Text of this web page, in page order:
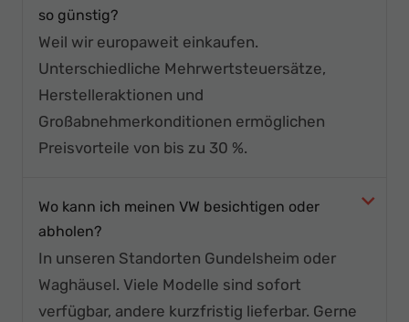
so günstig?
Weil wir europaweit einkaufen.
Unterschiedliche Mehrwertsteuersätze,
Herstelleraktionen und
Großabnehmerkonditionen ermöglichen
Preisvorteile von bis zu 30 %.
Wo kann ich meinen VW besichtigen oder
abholen?
In unseren Standorten Gundelsheim oder
Waghäusel. Viele Modelle sind sofort
verfügbar, andere kurzfristig lieferbar. Gerne